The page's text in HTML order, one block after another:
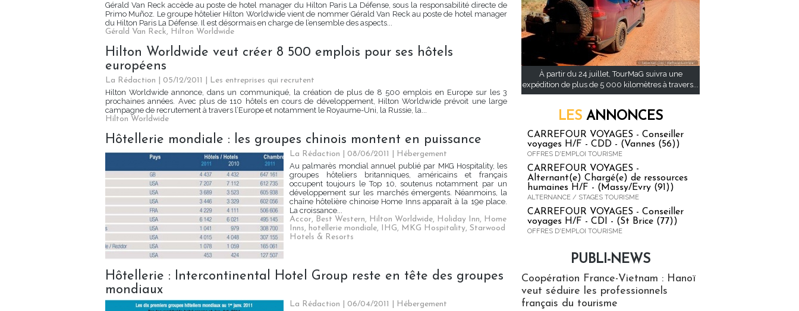
Gérald Van Reck accède au poste de hotel manager du Hilton Paris La Défense, sous la responsabilité directe de
Primo Muñoz. Le groupe hôtelier Hilton Worldwide vient de nommer Gérald Van Reck au poste de hotel manager
du Hilton Paris La Défense. Il est désormais en charge de l’ensemble des aspects...
Gérald Van Reck, Hilton Worldwide
Hilton Worldwide veut créer 8 500 emplois pour ses hôtels
européens
La Rédaction | 05/12/2011
Les entreprises qui recrutent
Hilton Worldwide annonce, dans un communiqué, la création de plus de 8 500 emplois en Europe sur les 3
prochaines années. Avec plus de 110 hôtels en cours de développement, Hilton Worldwide prévoit une large
campagne de recrutement à travers l’Europe et notamment le Royaume-Uni, la Russie, la...
Hilton Worldwide
Hôtellerie mondiale : les groupes chinois montent en puissance
La Rédaction | 08/06/2011
Hébergement
Au palmarès mondial annuel publié par MKG Hospitality, les
groupes hôteliers britanniques, américains et français
occupent toujours le Top 10, soutenus notamment par un
développement sur les marchés émergents. Néanmoins, la
chaîne hôtelière chinoise Home Inns apparaît à la 19e place.
La croissance...
Accor, Best Western, Hilton Worldwide, Holiday Inn, Home
Inns, hotellerie mondiale, IHG, MKG Hospitality, Starwood
Hotels & Resorts
Hôtellerie : Intercontinental Hotel Group reste en tête des groupes
mondiaux
La Rédaction | 06/04/2011
Hébergement
À partir du 24 juillet, TourMaG suivra une
expédition de plus de 5 000 kilomètres à travers...
LES ANNONCES
CARREFOUR VOYAGES - Conseiller
voyages H/F - CDD - (Vannes (56))
OFFRES D'EMPLOI TOURISME
CARREFOUR VOYAGES -
Alternant(e) Chargé(e) de ressources
humaines H/F - (Massy/Evry (91))
ALTERNANCE / STAGES TOURISME
CARREFOUR VOYAGES - Conseiller
voyages H/F - CDI - (St Brice (77))
OFFRES D'EMPLOI TOURISME
PUBLI-NEWS
Coopération France-Vietnam : Hanoï
veut séduire les professionnels
français du tourisme